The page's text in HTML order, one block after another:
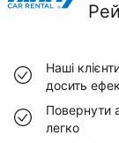
Наші
досить
Повернути
легко